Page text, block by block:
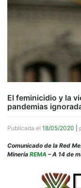
El feminicidio y la
pandemias
Publicada el 18/05/2020
Comunicado de la Red
Minería REMA – A 14 de